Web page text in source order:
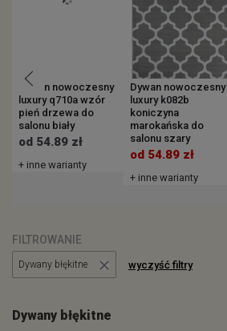
Dywan nowoczesny
luxury q710a wzór
pień drzewa do
salonu biały
od 54.89 zł
+ inne warianty
Dywan nowoczesny
luxury k082b
koniczyna
marokańska do
salonu szary
od 54.89 zł
+ inne warianty
FILTROWANIE
Dywany błękitne wyczyść filtry
Dywany błękitne